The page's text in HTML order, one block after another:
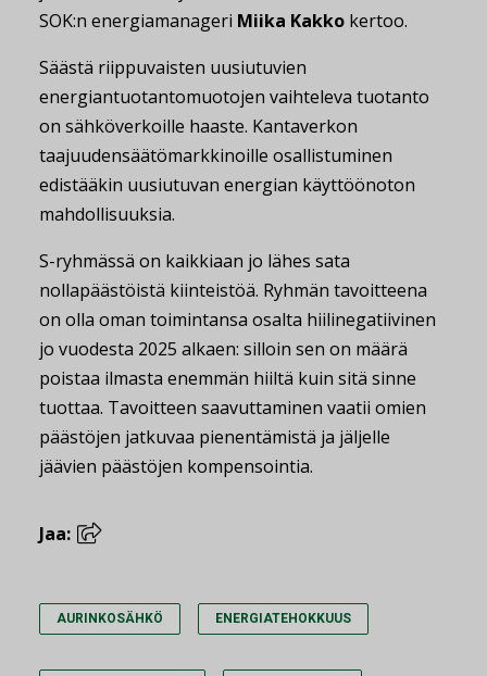
SOK:n energiamanageri Miika Kakko kertoo.
Säästä riippuvaisten uusiutuvien
energiantuotantomuotojen vaihteleva tuotanto
on sähköverkoille haaste. Kantaverkon
taajuudensäätömarkkinoille osallistuminen
edistääkin uusiutuvan energian käyttöönoton
mahdollisuuksia.
S-ryhmässä on kaikkiaan jo lähes sata
nollapäästöistä kiinteistöä. Ryhmän tavoitteena
on olla oman toimintansa osalta hiilinegatiivinen
jo vuodesta 2025 alkaen: silloin sen on määrä
poistaa ilmasta enemmän hiiltä kuin sitä sinne
tuottaa. Tavoitteen saavuttaminen vaatii omien
päästöjen jatkuvaa pienentämistä ja jäljelle
jäävien päästöjen kompensointia.
Jaa:
AURINKOSÄHKÖ ENERGIATEHOKKUUS